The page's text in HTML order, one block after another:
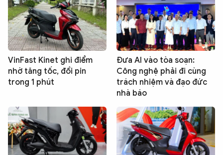
VinFast Kinet ghi điểm
nhờ tăng tốc, đổi pin
trong 1 phút
Đưa AI vào tòa soạn:
Công nghệ phải đi cùng
trách nhiệm và đạo đức
nhà báo